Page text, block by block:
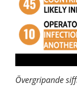
Övergripande